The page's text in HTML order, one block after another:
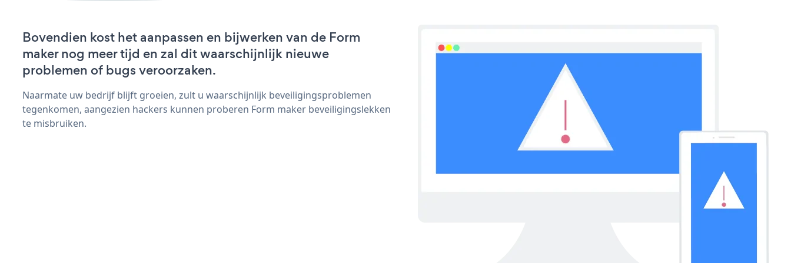
Bovendien kost het aanpassen en bijwerken van de Form
maker nog meer tijd en zal dit waarschijnlijk nieuwe
problemen of bugs veroorzaken.
Naarmate uw bedrijf blijft groeien, zult u waarschijnlijk beveiligingsproblemen
tegenkomen, aangezien hackers kunnen proberen Form maker beveiligingslekken
te misbruiken.